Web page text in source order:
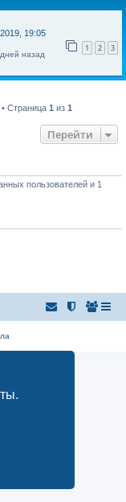
19:05
1 2 3
назад
Страница 1 из 1
Перейти
пользователей и 1